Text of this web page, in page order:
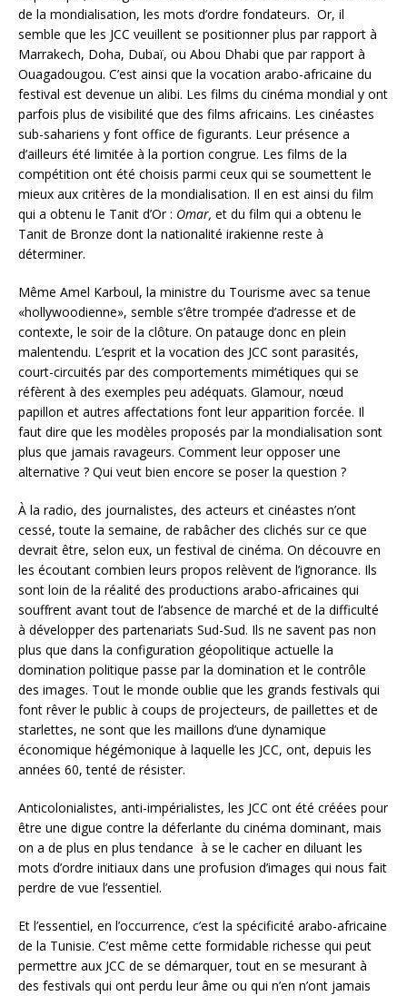
de la mondialisation, les mots d’ordre fondateurs. Or, il
semble que les JCC veuillent se positionner plus par rapport à
Marrakech, Doha, Dubaï, ou Abou Dhabi que par rapport à
Ouagadougou. C’est ainsi que la vocation arabo-africaine du
festival est devenue un alibi. Les films du cinéma mondial y ont
parfois plus de visibilité que des films africains. Les cinéastes
sub-sahariens y font office de figurants. Leur présence a
d’ailleurs été limitée à la portion congrue. Les films de la
compétition ont été choisis parmi ceux qui se soumettent le
mieux aux critères de la mondialisation. Il en est ainsi du film
qui a obtenu le Tanit d’Or : Omar, et du film qui a obtenu le
Tanit de Bronze dont la nationalité irakienne reste à
déterminer.
Même Amel Karboul, la ministre du Tourisme avec sa tenue
«hollywoodienne», semble s’être trompée d’adresse et de
contexte, le soir de la clôture. On patauge donc en plein
malentendu. L’esprit et la vocation des JCC sont parasités,
court-circuités par des comportements mimétiques qui se
réfèrent à des exemples peu adéquats. Glamour, nœud
papillon et autres affectations font leur apparition forcée. Il
faut dire que les modèles proposés par la mondialisation sont
plus que jamais ravageurs. Comment leur opposer une
alternative ? Qui veut bien encore se poser la question ?
À la radio, des journalistes, des acteurs et cinéastes n’ont
cessé, toute la semaine, de rabâcher des clichés sur ce que
devrait être, selon eux, un festival de cinéma. On découvre en
les écoutant combien leurs propos relèvent de l’ignorance. Ils
sont loin de la réalité des productions arabo-africaines qui
souffrent avant tout de l’absence de marché et de la difficulté
à développer des partenariats Sud-Sud. Ils ne savent pas non
plus que dans la configuration géopolitique actuelle la
domination politique passe par la domination et le contrôle
des images. Tout le monde oublie que les grands festivals qui
font rêver le public à coups de projecteurs, de paillettes et de
starlettes, ne sont que les maillons d’une dynamique
économique hégémonique à laquelle les JCC, ont, depuis les
années 60, tenté de résister.
Anticolonialistes, anti-impérialistes, les JCC ont été créées pour
être une digue contre la déferlante du cinéma dominant, mais
on a de plus en plus tendance à se le cacher en diluant les
mots d’ordre initiaux dans une profusion d’images qui nous fait
perdre de vue l’essentiel.
Et l’essentiel, en l’occurrence, c’est la spécificité arabo-africaine
de la Tunisie. C’est même cette formidable richesse qui peut
permettre aux JCC de se démarquer, tout en se mesurant à
des festivals qui ont perdu leur âme ou qui n’en n’ont jamais